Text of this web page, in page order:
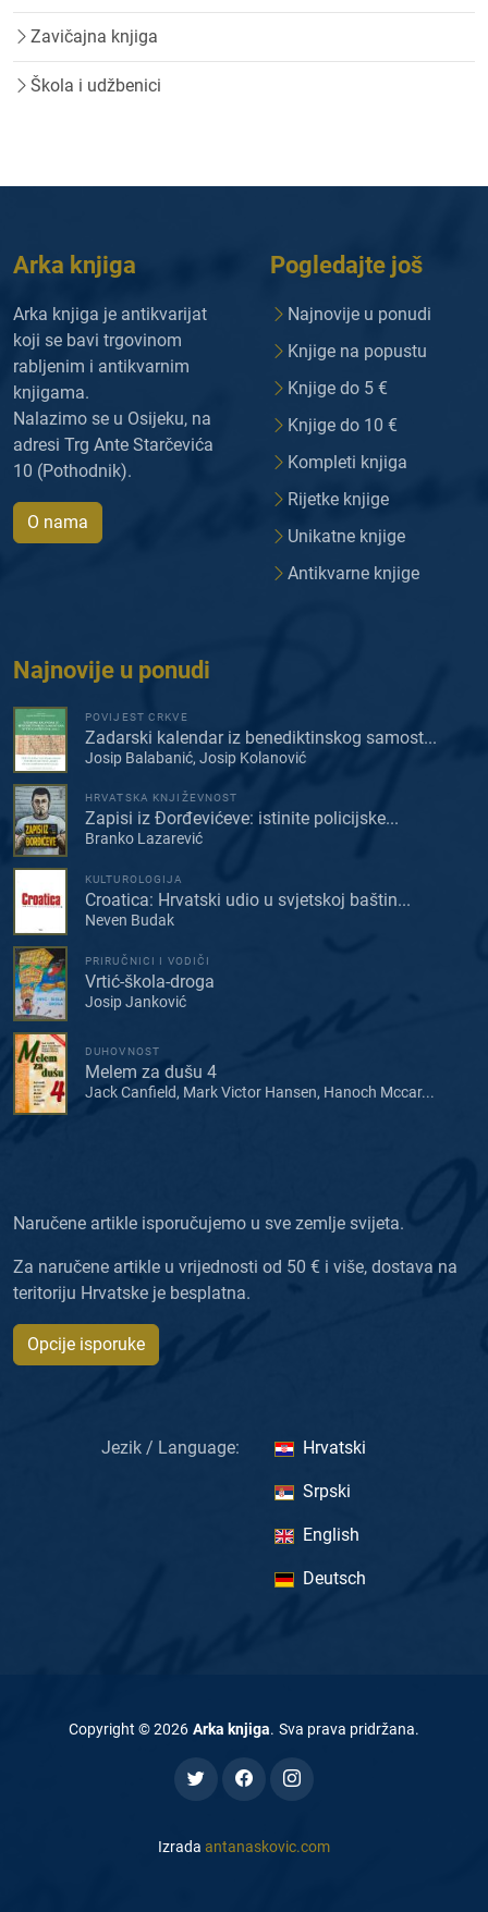
Zavičajna knjiga
Škola i udžbenici
Arka knjiga
Arka knjiga je antikvarijat
koji se bavi trgovinom
rabljenim i antikvarnim
knjigama.
Nalazimo se u Osijeku, na
adresi Trg Ante Starčevića
10 (Pothodnik).
O nama
Pogledajte još
Najnovije u ponudi
Knjige na popustu
Knjige do 5 €
Knjige do 10 €
Kompleti knjiga
Rijetke knjige
Unikatne knjige
Antikvarne knjige
Najnovije u ponudi
POVIJEST CRKVE
Zadarski kalendar iz benediktinskog samost...
Josip Balabanić, Josip Kolanović
HRVATSKA KNJIŽEVNOST
Zapisi iz Đorđevićeve: istinite policijske...
Branko Lazarević
KULTUROLOGIJA
Croatica: Hrvatski udio u svjetskoj baštin...
Neven Budak
PRIRUČNICI I VODIČI
Vrtić-škola-droga
Josip Janković
DUHOVNOST
Melem za dušu 4
Jack Canfield, Mark Victor Hansen, Hanoch Mccar...
Naručene artikle isporučujemo u sve zemlje svijeta.
Za naručene artikle u vrijednosti od 50 € i više, dostava na
teritoriju Hrvatske je besplatna.
Opcije isporuke
Jezik / Language: Hrvatski
Srpski
English
Deutsch
Copyright ©2026 Arka knjiga. Sva prava pridržana.
Izrada antanaskovic.com